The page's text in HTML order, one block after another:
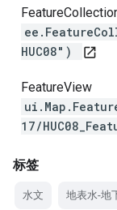
HUC08")
open_in_new
FeatureView
17/
标签
水文 地表水-地